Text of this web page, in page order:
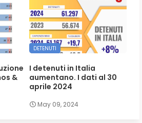
&
DETENUTI
I detenuti in Italia
aumentano. I dati al 30
aprile 2024
May 09, 2024